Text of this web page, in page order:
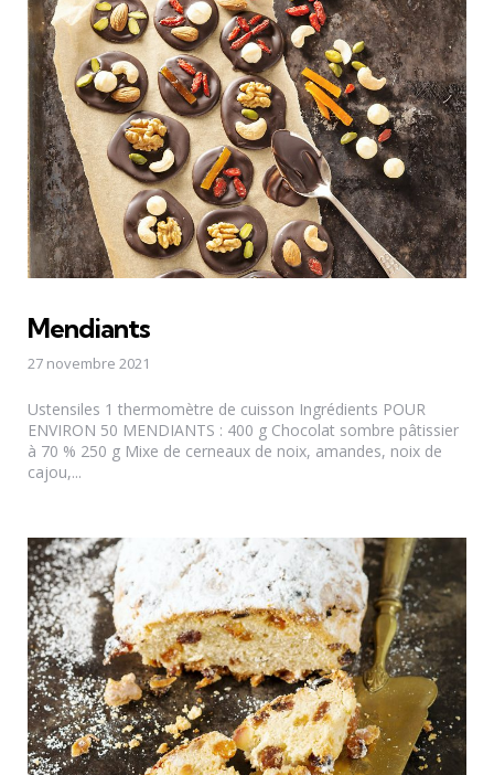
Mendiants
27 novembre 2021
Ustensiles 1 thermomètre de cuisson Ingrédients POUR
ENVIRON 50 MENDIANTS : 400 g Chocolat sombre pâtissier
à 70 % 250 g Mixe de cerneaux de noix, amandes, noix de
cajou,...